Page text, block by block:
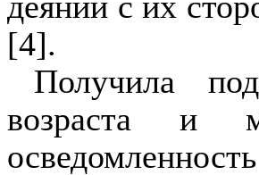
[4].
Получила
возраста и